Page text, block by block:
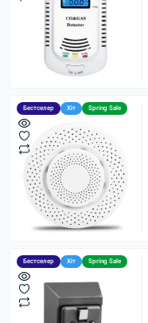
Бестселер Хіт Spring Sale
Бестселер Хіт Spring Sale